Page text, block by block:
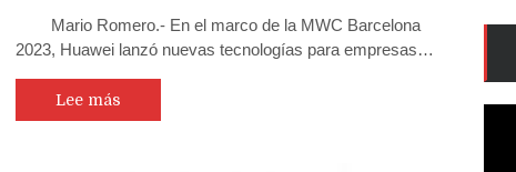
Mario Romero.- En el marco de la MWC Barcelona
2023, Huawei lanzó nuevas tecnologías para empresas…
Lee más